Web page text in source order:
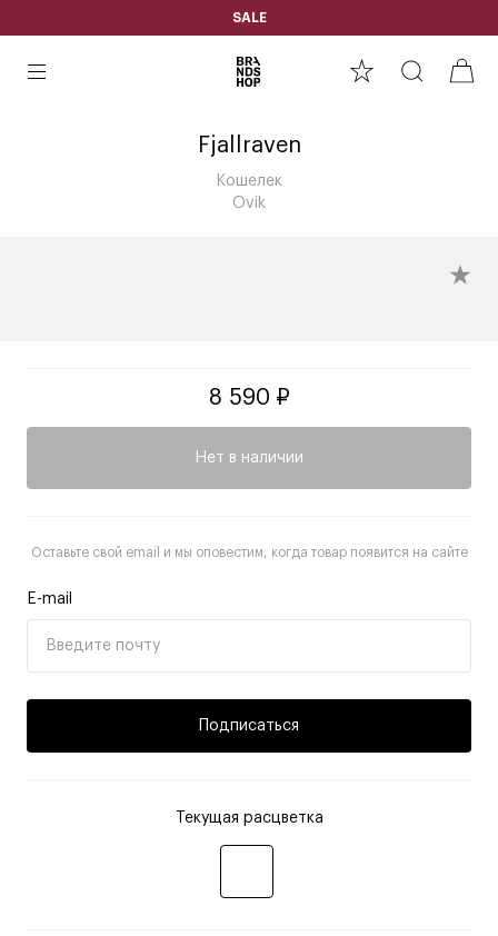
SALE
Fjallraven
Кошелек
Ovik
8 590 ₽
Нет в наличии
Оставьте свой email и мы оповестим, когда товар появится на сайте
E-mail
Подписаться
Текущая расцветка